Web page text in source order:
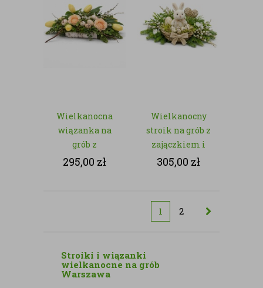
Wielkanocna
wiązanka na
grób z
tulipanami i
295,00 zł
Wielkanocny
stroik na grób z
zajączkiem i
jajeczkami – z
305,00 zł
1 2
Stroiki i wiązanki
wielkanocne na grób
Warszawa